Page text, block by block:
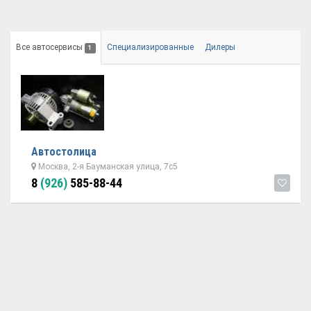
Все автосервисы 1 Специализированные Дилеры
Автостолица
Москва, 2-я Бауманская улица, 7с5
8 (926) 585-88-44